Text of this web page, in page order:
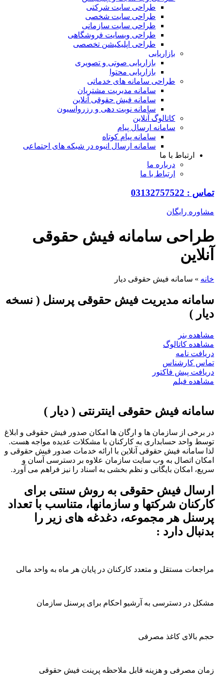
طراحی سایت شرکتی
طراحی سایت شخصی
طراحی سایت سازمانی
طراحی وبسایت فروشگاهی
طراحی اپلیکیشن تخصصی
بازاریابی
بازاریابی صوتی و تصویری
بازاریابی محتوا
طراحی سامانه های خدماتی
سامانه مدیریت مشتریان
سامانه فیش حقوقی آنلاین
سامانه نوبت دهی و رزرواسیون
کاتالوگ آنلاین
سامانه ارسال پیام
سامانه پیام کوتاه
سامانه ارسال انبوه در شبکه های اجتماعی
ارتباط با ما
درباره ما
ارتباط با ما
رایگان
سامانه فیش حقوقی
»سامانه فیش حقوقی دیار
مدیریت فیش حقوقی پرسنل ( نسخه
)
بنر
کاتالوگ
نامه
کارشناس
پیش فاکتور
فیلم
فیش حقوقی اینترنتی ( دیار )
از سازمان ها و ارگان ها امکان صدور فیش حقوقی و ابلاغ
واحد حسابداری به کارکنان با مشکلات عدیده مواجه هست.
سامانه فیش حقوقی آنلاین با ارائه خدمات صدور فیش حقوقی و
اتصال به وب سایت سازمان علاوه بر دسترسی آسان و
امکان بایگانی و نظم بخشی به اسناد را نیز فراهم می آورد.
فیش حقوقی به روش سنتی برای
شرکتها و سازمانها، متناسب با تعداد
هر مجموعه، دغدغه های زیر را
دارد :
مستقل و متعدد کارکنان در پایان هر ماه به واحد مالی
در دسترسی به آرشیو احکام برای پرسنل سازمان
بالای کاغذ مصرفی
مصرفی و هزینه قابل ملاحظه پرینت فیش حقوقی